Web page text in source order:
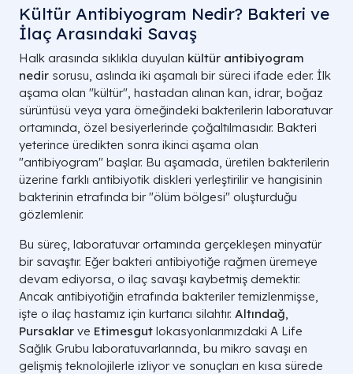
Kültür Antibiyogram Nedir? Bakteri ve
İlaç Arasındaki Savaş
Halk arasında sıklıkla duyulan kültür antibiyogram
nedir sorusu, aslında iki aşamalı bir süreci ifade eder. İlk
aşama olan "kültür", hastadan alınan kan, idrar, boğaz
sürüntüsü veya yara örneğindeki bakterilerin laboratuvar
ortamında, özel besiyerlerinde çoğaltılmasıdır. Bakteri
yeterince üredikten sonra ikinci aşama olan
"antibiyogram" başlar. Bu aşamada, üretilen bakterilerin
üzerine farklı antibiyotik diskleri yerleştirilir ve hangisinin
bakterinin etrafında bir "ölüm bölgesi" oluşturduğu
gözlemlenir.
Bu süreç, laboratuvar ortamında gerçekleşen minyatür
bir savaştır. Eğer bakteri antibiyotiğe rağmen üremeye
devam ediyorsa, o ilaç savaşı kaybetmiş demektir.
Ancak antibiyotiğin etrafında bakteriler temizlenmişse,
işte o ilaç hastamız için kurtarıcı silahtır. Altındağ
Pursaklar ve Etimesgut lokasyonlarımızdaki A Life
Sağlık Grubu laboratuvarlarında, bu mikro savaşı en
gelişmiş teknolojilerle izliyor ve sonuçları en kısa sürede